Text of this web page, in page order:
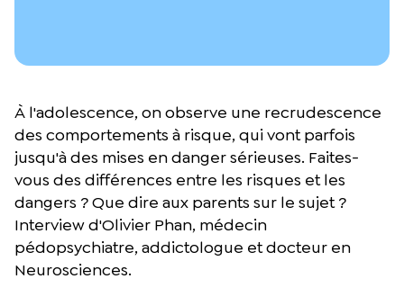
À l'adolescence, on observe une recrudescence
des comportements à risque, qui vont parfois
jusqu'à des mises en danger sérieuses. Faites-
vous des différences entre les risques et les
dangers ? Que dire aux parents sur le sujet ?
Interview d'Olivier Phan, médecin
pédopsychiatre, addictologue et docteur en
Neurosciences.